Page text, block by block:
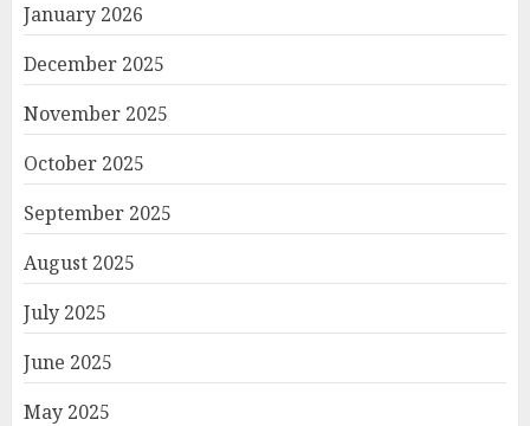
January 2026
December 2025
November 2025
October 2025
September 2025
August 2025
July 2025
June 2025
May 2025